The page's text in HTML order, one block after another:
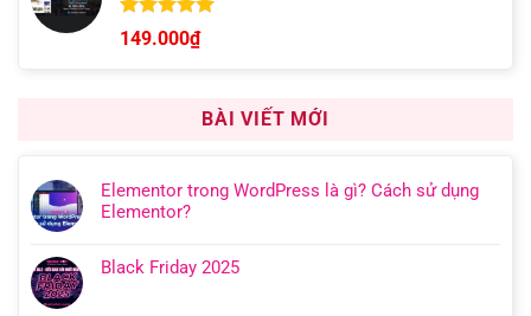
Được xếp
hạng 4.92
149.000₫
BÀI VIẾT MỚI
Elementor trong WordPress là gì? Cách sử dụng
Elementor?
Black Friday 2025